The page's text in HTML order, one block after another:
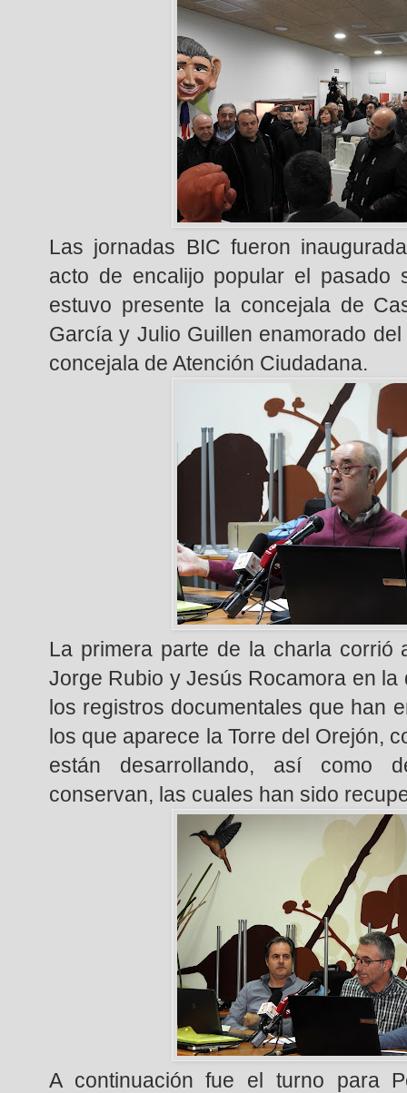
Las jornadas BIC fueron
acto de encalijo popular el pasado
estuvo presente la concejala de
García y Julio Guillen enamorado
concejala de Atención Ciudadana.
La primera parte de la charla corrió
Jorge Rubio y Jesús Rocamora en
los registros documentales que han
los que aparece la Torre del Orejón,
están desarrollando, así como
conservan, las cuales han sido
A continuación fue el turno para